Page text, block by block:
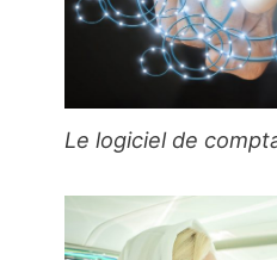
Le logiciel de